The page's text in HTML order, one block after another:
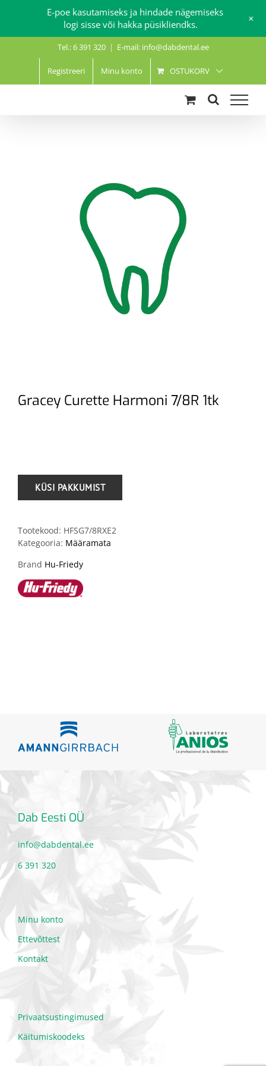
Tel.: 6 391 320 | E-mail: info@dabdental.ee
Registreeri Minu konto OSTUKORV
Gracey Curette Harmoni 7/8R 1tk
Tootekood: HFSG7/8RXE2
Kategooria: Määramata
Brand Hu-Friedy
Dab Eesti OÜ
info@dabdental.ee
6 391 320
Minu konto
Ettevõttest
Kontakt
Privaatsustingimused
Käitumiskoodeks
E-poe kasutamiseks ja hindade nägemiseks
logi sisse või hakka püsikliendks.
+